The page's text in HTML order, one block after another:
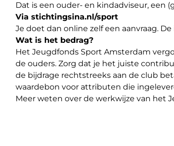
Dat is een ouder- en kindadviseur, een
Via stichtingsina.nl/sport
Je doet dan online zelf een aanvraag.
Wat is het bedrag?
Het Jeugdfonds Sport Amsterdam
de ouders. Zorg dat je het juiste
de bijdrage rechtstreeks aan de club
waardebon voor attributen die
Meer weten over de werkwijze van het